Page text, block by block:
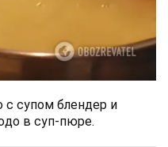
супом блендер и
в суп-пюре.